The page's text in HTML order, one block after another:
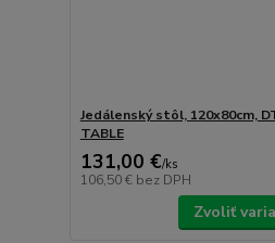
Jedálenský stôl, 120x80cm,
TABLE
131,00 €/ks
106,50 € bez DPH
Zvoliť